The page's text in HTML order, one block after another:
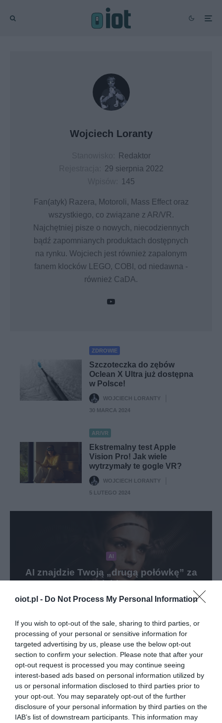
oiot.pl - Do Not Process My Personal Information
If you wish to opt-out of the sale, sharing to third parties, or
processing of your personal or sensitive information for
targeted advertising by us, please use the below opt-out
section to confirm your selection. Please note that after your
opt-out request is processed you may continue seeing
interest-based ads based on personal information utilized by
us or personal information disclosed to third parties prior to
your opt-out. You may separately opt-out of the further
disclosure of your personal information by third parties on the
IAB’s list of downstream participants. This information may
Wojciech Loranty
Redaktor
29 sierpnia 2022
145
Fan(atyk) Razera, Motoroli, Mass Effect oraz
wszystkiego, co związane z AR/VR.
Najchętniej pisze o nowych, niecodziennych
bądź zapomnianych produktach dostępnych
na rynku. Wojciech jest również zapalonym
fanem klocków LEGO, COBI, od niedawna -
również CaDA.
ZDROWIE
Szczoteczka do zębów
Oclean X Ultra już dostępna
w Polsce!
WOJCIECH LORANTY
30 MARCA 2024
AR/VR
Ekstremalny test Apple
Vision Pro! Jak wiele
wytrzymały te gogle VR?
WOJCIECH LORANTY
5 LUTEGO 2024
AI
AI znajdzie Twoją „drugą połówkę” za
Ciebie!
WOJCIECH LORANTY · 4 LUTEGO 2024
GAMING AR/VR
The Rolling Stones trafiają
do Beat Saber!
WOJCIECH LORANTY
·
30 PAŹDZIERNIKA 2023